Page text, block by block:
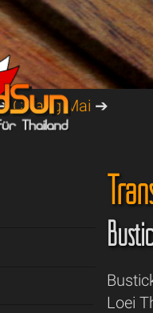
Chiang Mai ➔
Loei